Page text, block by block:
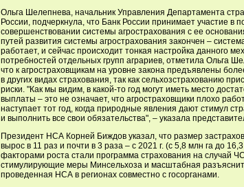
Ольга Шелепнева, начальник Управления Департамента
России, подчеркнула, что Банк России принимает участие в
совершенствовании системы агрострахования с ее
путей развития системы агрострахования закончен –
работает, и сейчас происходит тонкая настройка данного
потребностей отдельных групп аграриев, отметила Ольга
что к агростраховщикам на уровне закона предъявлены
в других видах страхования, так как сельхозстрахованию
риски. "Как мы видим, в какой-то год могут иметь место
выплаты – это не означает, что агростраховщики плохо
наступает тот год, когда природные явления дают стимул
и выполнить все свои обязательства", – указала
Президент НСА Корней Биждов указал, что размер
вырос в 11 раз и почти в 3 раза – с 2021 г. (с 5,8 млн га до
факторами роста стали программа страхования на случай
стимулирующие меры Минсельхоза и масштабная
проведенная НСА в регионах совместно с госорганами.